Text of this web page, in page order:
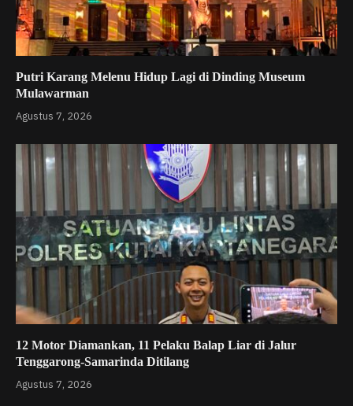
Putri Karang Melenu Hidup Lagi di Dinding Museum
Mulawarman
Agustus 7, 2026
12 Motor Diamankan, 11 Pelaku Balap Liar di Jalur
Tenggarong-Samarinda Ditilang
Agustus 7, 2026